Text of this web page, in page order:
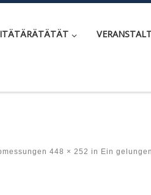
448 × 252 in Ein